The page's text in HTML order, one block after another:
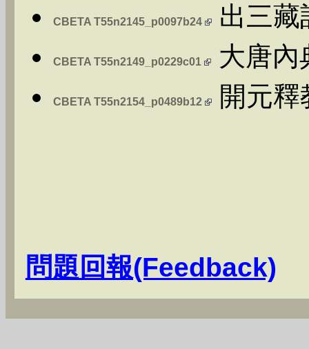
CBETA T55n2145_p0097b24 出三藏
CBETA T55n2149_p0229c01 大唐內
CBETA T55n2154_p0489b12 開元釋
問題回報(Feedback)